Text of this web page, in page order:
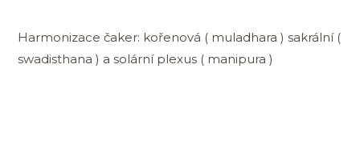
Harmonizace čaker: kořenová ( muladhara ) sakrální (
swadisthana ) a solární plexus ( manipura )